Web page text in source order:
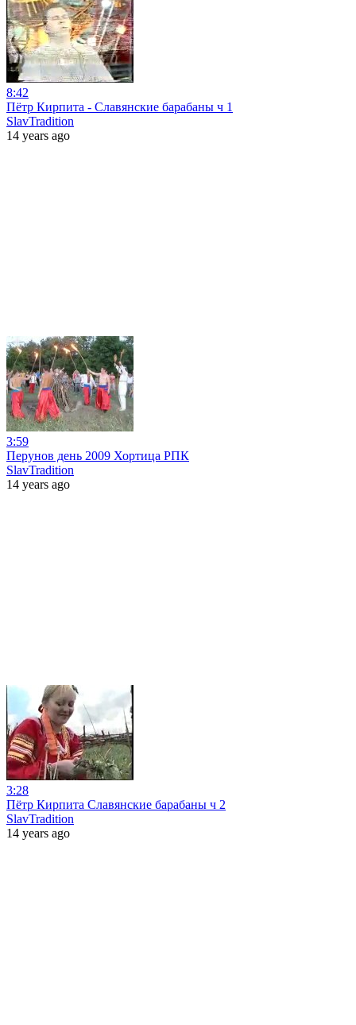
8:42
Пётр Кирпита - Славянские барабаны ч 1
SlavTradition
14 years ago
3:59
Перунов день 2009 Хортица РПК
SlavTradition
14 years ago
3:28
Пётр Кирпита Славянские барабаны ч 2
SlavTradition
14 years ago